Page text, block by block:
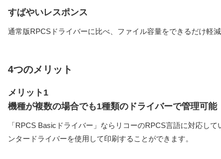
すばやいレスポンス
通常版RPCSドライバーに比べ、ファイル容量をできるだけ軽
4つのメリット
メリット1
機種が複数の場合でも1種類のドライバーで管理可能
「RPCS Basicドライバー」ならリコーのRPCS言語に対応し
ンタードライバーを使用して印刷することができます。